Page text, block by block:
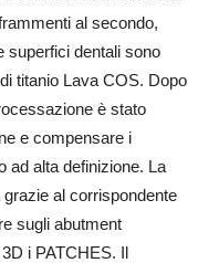
al secondo,
superfici dentali sono
titanio Lava COS. Dopo
è stato
e compensare i
ad alta definizione. La
al corrispondente
sugli abutment
i PATCHES. Il